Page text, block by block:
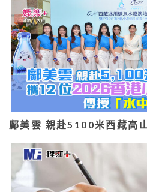
鄺美雲 親赴5100米西藏高